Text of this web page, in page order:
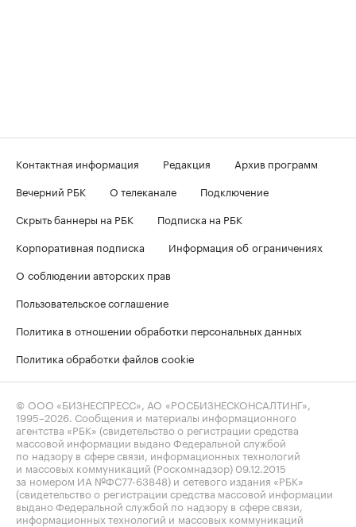
Контактная информация Редакция
Архив программ
Вечерний РБК
О телеканале
Подключение
Скрыть баннеры на РБК
Подписка на РБК
Корпоративная подписка
Информация об ограничениях
О соблюдении авторских прав
Пользовательское соглашение
Политика в отношении обработки персональных данных
Политика обработки файлов cookie
© ООО «БИЗНЕСПРЕСС», АО «РОСБИЗНЕСКОНСАЛТИНГ»,
1995–2026. Сообщения и материалы информационного
агентства «РБК» (свидетельство о регистрации средства
массовой информации выдано Федеральной службой
по надзору в сфере связи, информационных технологий
и массовых коммуникаций (Роскомнадзор) 09.12.2015
за номером ИА №ФС77-63848) и сетевого издания «РБК»
(свидетельство о регистрации средства массовой информации
выдано Федеральной службой по надзору в сфере связи,
информационных технологий и массовых коммуникаций